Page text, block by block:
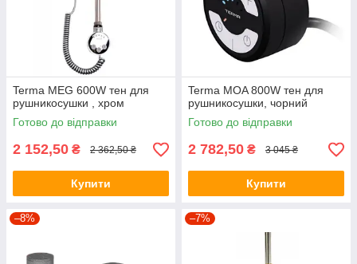
Terma MEG 600W тен для
рушникосушки , хром
Готово до відправки
2 152,50 ₴ 2 362,50 ₴
Купити
Terma MOA 800W тен для
рушникосушки, чорний
Готово до відправки
2 782,50 ₴ 3 045 ₴
Купити
–8% –7%